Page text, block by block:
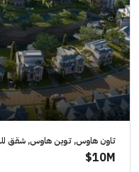
تاون هاوس, توين هاوس, شقق
10M$